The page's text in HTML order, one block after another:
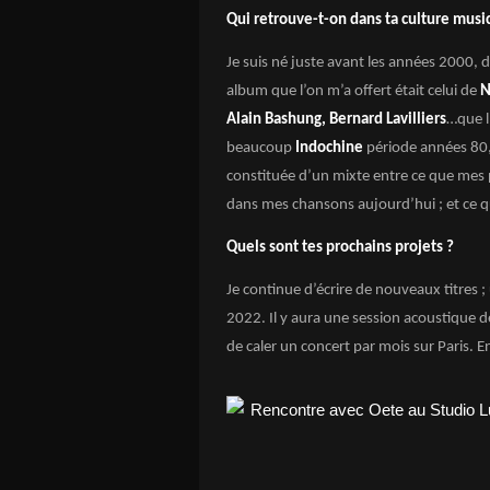
Qui retrouve-t-on dans ta culture
Je suis né juste avant les années 2000,
album que l’on m’a offert était celui de
Alain Bashung, Bernard Lavilliers…que
beaucoup Indochine période années
constituée d’un mixte entre ce que
dans mes chansons aujourd’hui ; et ce
Quels sont tes prochains projets ?
Je continue d’écrire de nouveaux titres
2022. Il y aura une session acoustique
de caler un concert par mois sur Paris.